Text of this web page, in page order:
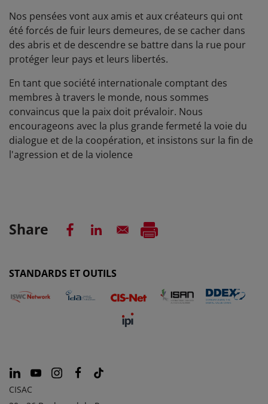
Nos pensées vont aux amis et aux créateurs qui ont
été forcés de fuir leurs demeures, de se cacher dans
des abris et de descendre se battre dans la rue pour
protéger leur pays et leurs libertés.
En tant que société internationale comptant des
membres à travers le monde, nous sommes
convaincus que la paix doit prévaloir. Nous
encourageons avec la plus grande fermeté la voie du
dialogue et de la coopération, et insistons sur la fin de
l'agression et de la violence
Share
STANDARDS ET OUTILS
CISAC